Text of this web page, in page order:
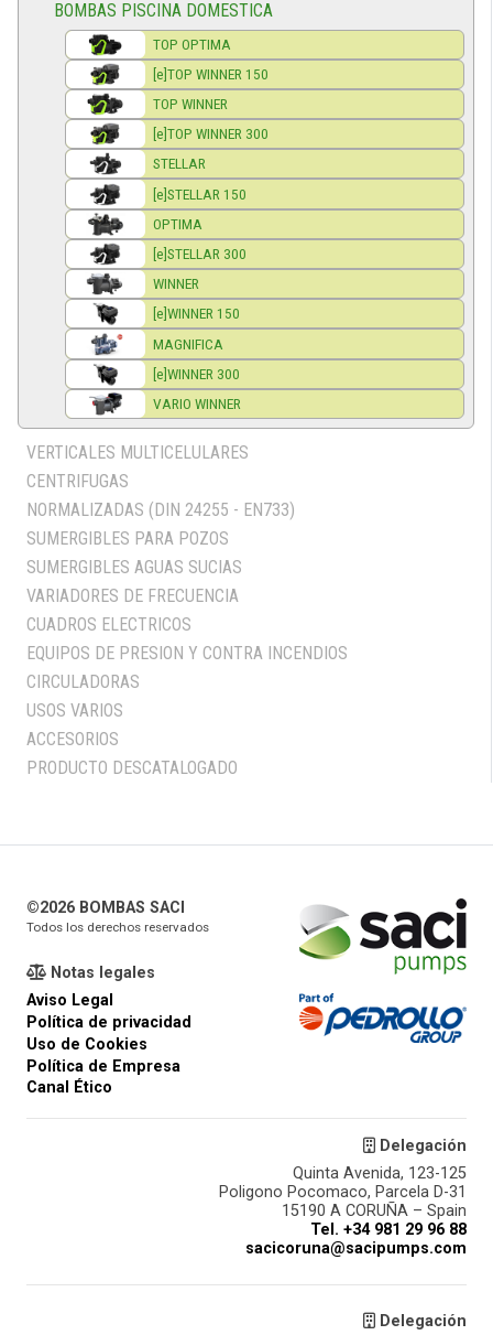
BOMBAS PISCINA DOMESTICA
TOP OPTIMA
[e]TOP WINNER 150
TOP WINNER
[e]TOP WINNER 300
STELLAR
[e]STELLAR 150
OPTIMA
[e]STELLAR 300
WINNER
[e]WINNER 150
MAGNIFICA
[e]WINNER 300
VARIO WINNER
VERTICALES MULTICELULARES
CENTRIFUGAS
NORMALIZADAS (DIN 24255 - EN733)
SUMERGIBLES PARA POZOS
SUMERGIBLES AGUAS SUCIAS
VARIADORES DE FRECUENCIA
CUADROS ELECTRICOS
EQUIPOS DE PRESION Y CONTRA INCENDIOS
CIRCULADORAS
USOS VARIOS
ACCESORIOS
PRODUCTO DESCATALOGADO
©2026 BOMBAS SACI
Todos los derechos reservados
Notas legales
Aviso Legal
Política de privacidad
Uso de Cookies
Política de Empresa
Canal Ético
Delegación
Quinta Avenida, 123-125
Poligono Pocomaco, Parcela D-31
15190 A CORUÑA – Spain
Tel. +34 981 29 96 88
sacicoruna@sacipumps.com
Delegación